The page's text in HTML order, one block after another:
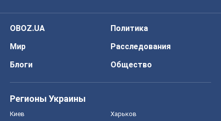
OBOZ.UA
Политика
Мир
Расследования
Блоги
Общество
Регионы Украины
Киев Харьков